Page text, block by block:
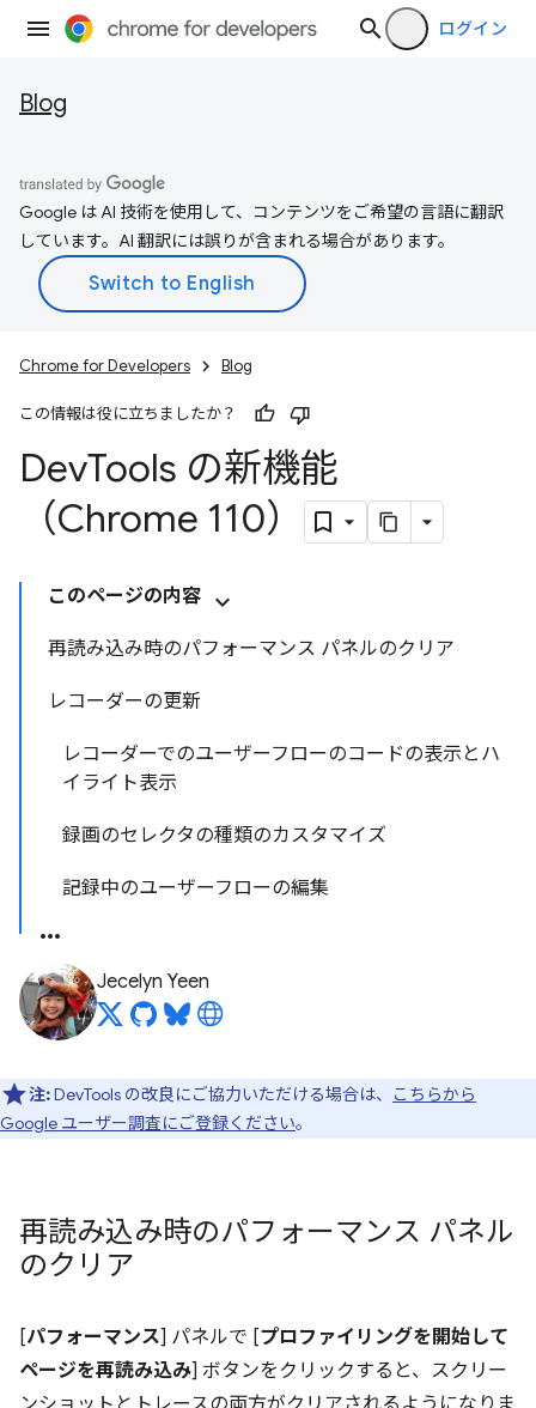
ログイン
Blog
Google は AI 技術を使用して、コンテンツをご希望の言語に翻訳
しています。AI 翻訳には誤りが含まれる場合があります。
Chrome for Developers Blog
この情報は役に立ちましたか？
DevTools の新機能
（Chrome 110）
このページの内容
再読み込み時のパフォーマンス パネルのクリア
レコーダーの更新
レコーダーでのユーザーフローのコードの表示とハ
イライト表示
録画のセレクタの種類のカスタマイズ
記録中のユーザーフローの編集
Jecelyn Yeen
注:DevTools の改良にご協力いただける場合は、
こちらから
Google ユーザー調査にご登録ください。
再読み込み時のパフォーマンス パネル
のクリア
[パフォーマンス] パネルで [プロファイリングを開始して
ページを再読み込み] ボタンをクリックすると、スクリー